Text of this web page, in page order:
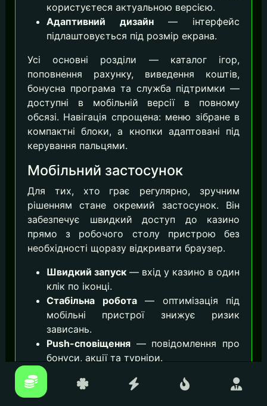
користуєтеся актуальною версією.
Адаптивний дизайн— інтерфейс
підлаштовується під розмір екрана.
Усі основні розділи — каталог ігор,
поповнення рахунку, виведення коштів,
бонусна програма та служба підтримки —
доступні в мобільній версії в повному
обсязі. Навігація спрощена: меню зібране в
компактні блоки, а кнопки адаптовані під
керування пальцями.
Мобільний застосунок
Для тих, хто грає регулярно, зручним
рішенням стане окремий застосунок. Він
забезпечує швидкий доступ до казино
прямо з робочого столу пристрою без
необхідності щоразу відкривати браузер.
Швидкий запуск — вхід у казино в один
клік по іконці.
Стабільна робота— оптимізація під
мобільні пристрої знижує ризик
зависань.
Push-сповіщення — повідомлення про
бонуси, акції та турніри.
Економія трафіку
завантажується локально.